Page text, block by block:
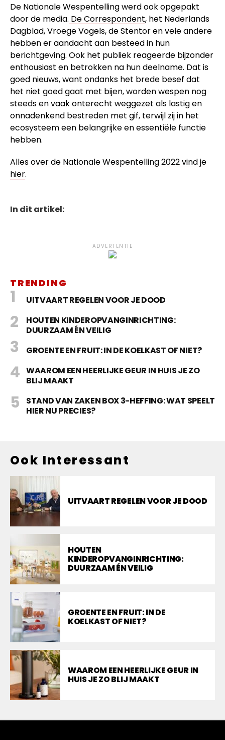
De Nationale Wespentelling werd ook opgepakt
door de media. De Correspondent, het Nederlands
Dagblad, Vroege Vogels, de Stentor en vele andere
hebben er aandacht aan besteed in hun
berichtgeving. Ook het publiek reageerde bijzonder
enthousiast en betrokken na hun deelname. Dat is
goed nieuws, want ondanks het brede besef dat
het niet goed gaat met bijen, worden wespen nog
steeds en vaak onterecht weggezet als lastig en
onnadenkend bestreden met gif, terwijl zij in het
ecosysteem een belangrijke en essentiële functie
hebben.
Alles over de Nationale Wespentelling 2022 vind je
hier.
In dit artikel:
ADVERTENTIE
TRENDING
UITVAART REGELEN VOOR JE DOOD
HOUTEN KINDEROPVANGINRICHTING:
DUURZAAM ÉN VEILIG
GROENTE EN FRUIT: IN DE KOELKAST OF NIET?
WAAROM EEN HEERLIJKE GEUR IN HUIS JE ZO
BLIJ MAAKT
STAND VAN ZAKEN BOX 3-HEFFING: WAT SPEELT
HIER NU PRECIES?
Ook Interessant
UITVAART REGELEN VOOR JE DOOD
HOUTEN
KINDEROPVANGINRICHTING:
DUURZAAM ÉN VEILIG
GROENTE EN FRUIT: IN DE
KOELKAST OF NIET?
WAAROM EEN HEERLIJKE GEUR IN
HUIS JE ZO BLIJ MAAKT